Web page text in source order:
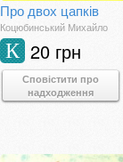
Про двох цапків
Коцюбинський Михайло
20 грн
К
Сповістити про
надходження